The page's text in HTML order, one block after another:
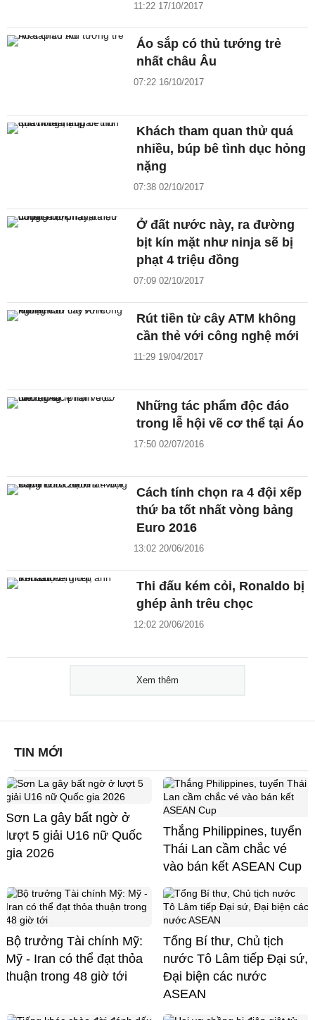
11:22 17/10/2017
Áo sắp có thủ tướng trẻ
nhất châu Âu
07:22 16/10/2017
Khách tham quan thử quá
nhiều, búp bê tình dục hỏng
nặng
07:38 02/10/2017
Ở đất nước này, ra đường
bịt kín mặt như ninja sẽ bị
phạt 4 triệu đồng
07:09 02/10/2017
Rút tiền từ cây ATM không
cần thẻ với công nghệ mới
11:29 19/04/2017
Những tác phẩm độc đáo
trong lễ hội vẽ cơ thể tại Áo
17:50 02/07/2016
Cách tính chọn ra 4 đội xếp
thứ ba tốt nhất vòng bảng
Euro 2016
13:02 20/06/2016
Thi đấu kém cỏi, Ronaldo bị
ghép ảnh trêu chọc
12:02 20/06/2016
Xem thêm
TIN MỚI
Sơn La gây bất ngờ ở
lượt 5 giải U16 nữ Quốc
gia 2026
Thắng Philippines, tuyển
Thái Lan cầm chắc vé
vào bán kết ASEAN Cup
Bộ trưởng Tài chính Mỹ:
Mỹ - Iran có thể đạt thỏa
thuận trong 48 giờ tới
Tổng Bí thư, Chủ tịch
nước Tô Lâm tiếp Đại sứ,
Đại biện các nước
ASEAN